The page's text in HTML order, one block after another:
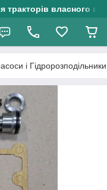
власного
і Гідророзподільники